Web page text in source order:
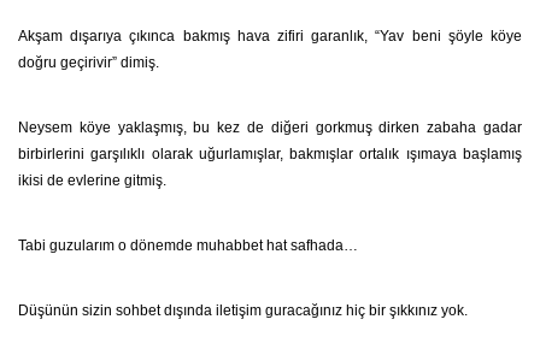
Akşam dışarıya çıkınca bakmış hava zifiri garanlık, “Yav beni şöyle köye
doğru geçirivir” dimiş.
Neysem köye yaklaşmış, bu kez de diğeri gorkmuş dirken zabaha gadar
birbirlerini garşılıklı olarak uğurlamışlar, bakmışlar ortalık ışımaya başlamış
ikisi de evlerine gitmiş.
Tabi guzularım o dönemde muhabbet hat safhada…
Düşünün sizin sohbet dışında iletişim guracağınız hiç bir şıkkınız yok.